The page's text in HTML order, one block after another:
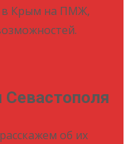
в Крым на ПМЖ,
об их